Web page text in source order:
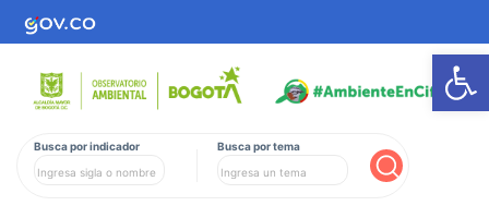
Busca por indicador Busca por tema